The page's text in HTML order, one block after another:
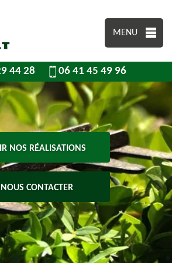
MENU
44 28 06 41 45 49 96
NOS RÉALISATIONS
NOUS CONTACTER